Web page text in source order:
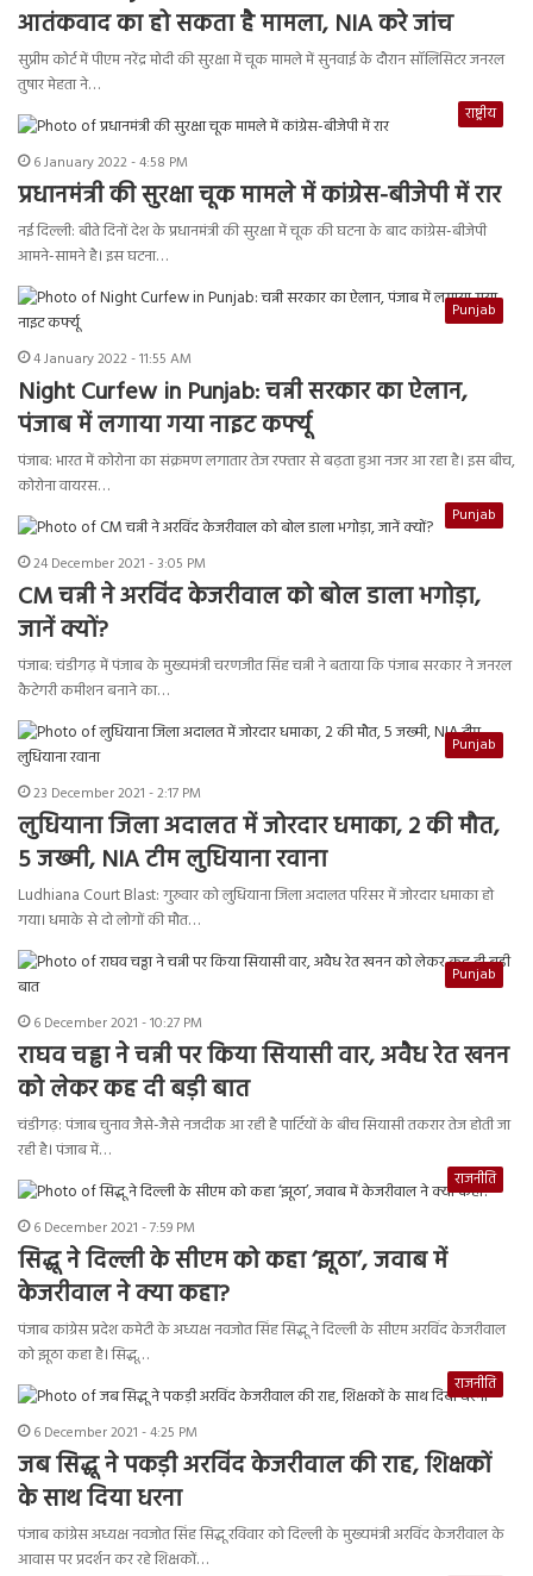
आतंकवाद का हो सकता है मामला, NIA करे जांच
सुप्रीम कोर्ट में पीएम नरेंद्र मोदी की सुरक्षा में चूक मामले में सुनवाई के दौरान सॉलिसिटर जनरल
तुषार मेहता ने…
राष्ट्रीय
6 January 2022 - 4:58 PM
प्रधानमंत्री की सुरक्षा चूक मामले में कांग्रेस-बीजेपी में रार
नई दिल्ली: बीते दिनों देश के प्रधानमंत्री की सुरक्षा में चूक की घटना के बाद कांग्रेस-बीजेपी
आमने-सामने है। इस घटना…
Punjab
4 January 2022 - 11:55 AM
Night Curfew in Punjab: चन्नी सरकार का ऐलान,
पंजाब में लगाया गया नाइट कर्फ्यू
पंजाब: भारत में कोरोना का संक्रमण लगातार तेज रफ्तार से बढ़ता हुआ नजर आ रहा है। इस बीच,
कोरोना वायरस…
Punjab
24 December 2021 - 3:05 PM
CM चन्नी ने अरविंद केजरीवाल को बोल डाला भगोड़ा,
जानें क्यों?
पंजाब: चंडीगढ़ में पंजाब के मुख्यमंत्री चरणजीत सिंह चन्नी ने बताया कि पंजाब सरकार ने जनरल
कैटेगरी कमीशन बनाने का…
Punjab
23 December 2021 - 2:17 PM
लुधियाना जिला अदालत में जोरदार धमाका, 2 की मौत,
5 जख्मी, NIA टीम लुधियाना रवाना
Ludhiana Court Blast: गुरुवार को लुधियाना जिला अदालत परिसर में जोरदार धमाका हो
गया। धमाके से दो लोगों की मौत…
Punjab
6 December 2021 - 10:27 PM
राघव चड्ढा ने चन्नी पर किया सियासी वार, अवैध रेत खनन
को लेकर कह दी बड़ी बात
चंडीगढ़: पंजाब चुनाव जैसे-जैसे नजदीक आ रही है पार्टियों के बीच सियासी तकरार तेज होती जा
रही है। पंजाब में…
राजनीति
6 December 2021 - 7:59 PM
सिद्धू ने दिल्ली के सीएम को कहा ‘झूठा’, जवाब में
केजरीवाल ने क्या कहा?
पंजाब कांग्रेस प्रदेश कमेटी के अध्यक्ष नवजोत सिंह सिद्धू ने दिल्ली के सीएम अरविंद केजरीवाल
को झूठा कहा है। सिद्धू…
राजनीति
6 December 2021 - 4:25 PM
जब सिद्धू ने पकड़ी अरविंद केजरीवाल की राह, शिक्षकों
के साथ दिया धरना
पंजाब कांग्रेस अध्यक्ष नवजोत सिंह सिद्धू रविवार को दिल्ली के मुख्यमंत्री अरविंद केजरीवाल के
आवास पर प्रदर्शन कर रहे शिक्षकों…